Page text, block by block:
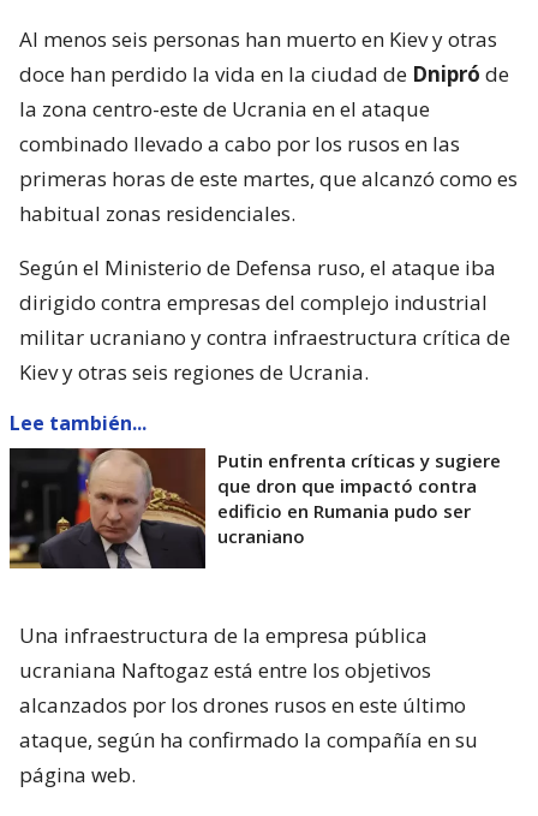
Al menos seis personas han muerto en Kiev y otras
doce han perdido la vida en la ciudad de Dnipró de
la zona centro-este de Ucrania en el ataque
combinado llevado a cabo por los rusos en las
primeras horas de este martes, que alcanzó como es
habitual zonas residenciales.
Según el Ministerio de Defensa ruso, el ataque iba
dirigido contra empresas del complejo industrial
militar ucraniano y contra infraestructura crítica de
Kiev y otras seis regiones de Ucrania.
Lee también...
Putin enfrenta críticas y sugiere
que dron que impactó contra
edificio en Rumania pudo ser
ucraniano
Una infraestructura de la empresa pública
ucraniana Naftogaz está entre los objetivos
alcanzados por los drones rusos en este último
ataque, según ha confirmado la compañía en su
página web.